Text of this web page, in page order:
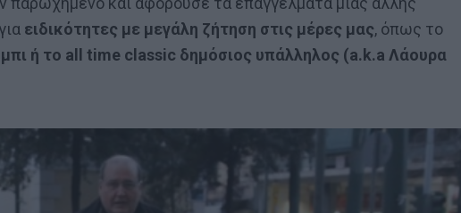
ειδικότητες με μεγάλη ζήτηση στις μέρες μας, όπως το
ή το all time classic δημόσιος υπάλληλος (a.k.a Λάουρα